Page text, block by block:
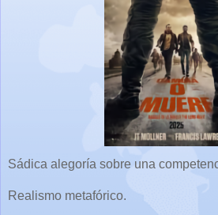
Sádica alegoría sobre una
Realismo metafórico.